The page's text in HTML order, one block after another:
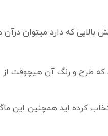
که دارد میتوان
که طرح و رنگ آن هیچوقت
انتخاب کرده اید همچنین